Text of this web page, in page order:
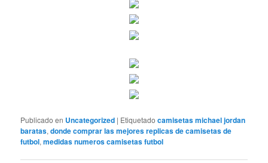
Publicado en Uncategorized | Etiquetado camisetas michael jordan
baratas,donde comprar las mejores replicas de camisetas de
futbol,medidas numeros camisetas futbol